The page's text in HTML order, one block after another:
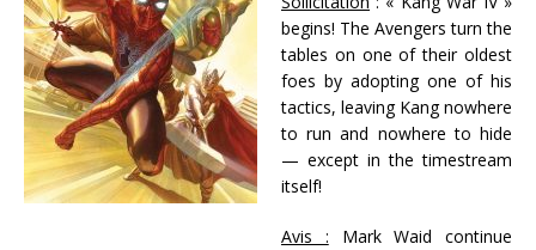
begins! The Avengers turn the
tables on one of their oldest
foes by adopting one of his
tactics, leaving Kang nowhere
to run and nowhere to hide
— except in the timestream
itself!
Avis : Mark Waid continue